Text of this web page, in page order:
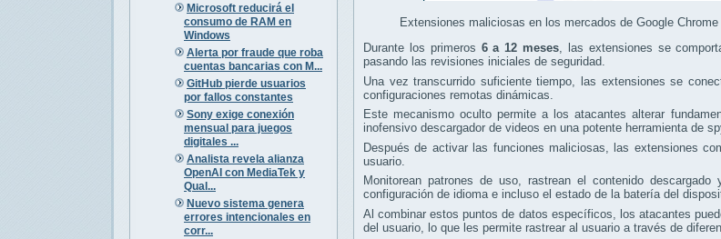
Microsoft reducirá el
consumo de RAM en
Windows
Alerta por fraude que roba
cuentas bancarias con M...
GitHub pierde usuarios
por fallos constantes
Sony exige conexión
mensual para juegos
digitales ...
Analista revela alianza
OpenAI con MediaTek y
Qual...
Nuevo sistema genera
errores intencionales en
corr...
Extensiones maliciosas en los mercados de Google
Durante los primeros 6 a 12 meses, las extensiones se
pasando las revisiones iniciales de seguridad.
Una vez transcurrido suficiente tiempo, las extensiones se
configuraciones remotas dinámicas.
Este mecanismo oculto permite a los atacantes alterar
inofensivo descargador de videos en una potente herramienta de
Después de activar las funciones maliciosas, las extensiones
usuario.
Monitorean patrones de uso, rastrean el contenido
configuración de idioma e incluso el estado de la batería del
Al combinar estos puntos de datos específicos, los atacantes
del usuario, lo que les permite rastrear al usuario a través de